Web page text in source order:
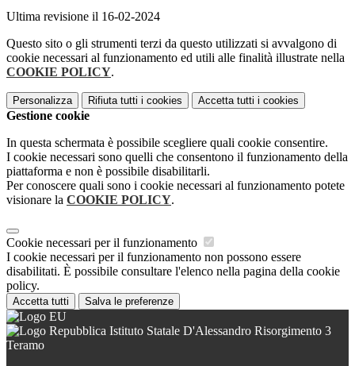
Ultima revisione il 16-02-2024
Questo sito o gli strumenti terzi da questo utilizzati si avvalgono di
cookie necessari al funzionamento ed utili alle finalità illustrate nella
COOKIE POLICY.
Personalizza Rifiuta tutti i cookies Accetta tutti i cookies
Gestione cookie
In questa schermata è possibile scegliere quali cookie consentire.
I cookie necessari sono quelli che consentono il funzionamento della
piattaforma e non è possibile disabilitarli.
Per conoscere quali sono i cookie necessari al funzionamento potete
visionare la COOKIE POLICY.
Cookie necessari per il funzionamento
I cookie necessari per il funzionamento non possono essere
disabilitati. È possibile consultare l'elenco nella pagina della cookie
policy.
Accetta tutti Salva le preferenze
Istituto Statale D'Alessandro Risorgimento 3
Teramo